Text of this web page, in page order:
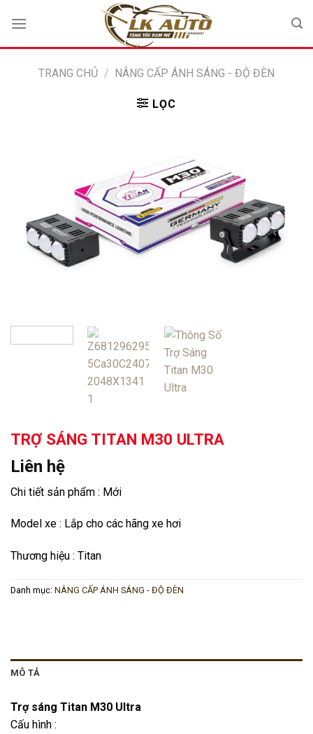
qua
TRANG CHỦ / NÂNG CẤP ÁNH SÁNG - ĐỘ ĐÈN
LỌC
TRỢ SÁNG TITAN M30 ULTRA
Liên hệ
Chi tiết sản phẩm : Mới
Model xe : Lắp cho các hãng xe hơi
Thương hiệu : Titan
Danh mục: NÂNG CẤP ÁNH SÁNG - ĐỘ ĐÈN
MÔ TẢ
Trợ sáng Titan M30 Ultra
Cấu hình :